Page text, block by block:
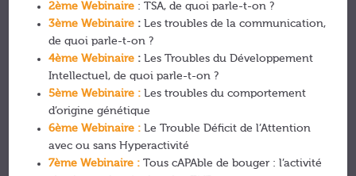
2ème Webinaire : TSA, de quoi parle-t-on ?
3ème Webinaire : Les troubles de la communication,
de quoi parle-t-on ?
4ème Webinaire : Les Troubles du Développement
Intellectuel, de quoi parle-t-on ?
5ème Webinaire : Les troubles du comportement
d’origine génétique
6ème Webinaire : Le Trouble Déficit de l’Attention
avec ou sans Hyperactivité
7ème Webinaire : Tous cAPAble de bouger : l’activité